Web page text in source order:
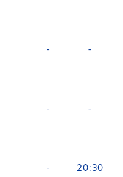
- -
- -
- 20:30